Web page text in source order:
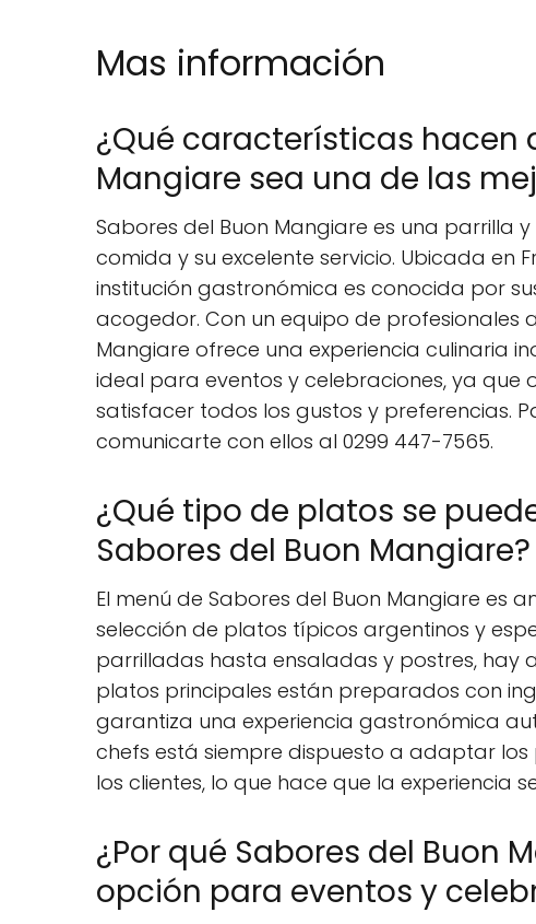
Mas información
¿Qué características hacen
Mangiare sea una de las
Sabores del Buon Mangiare es una parrilla
comida y su excelente servicio. Ubicada en
institución gastronómica es conocida por
acogedor. Con un equipo de profesionales
Mangiare ofrece una experiencia culinaria
ideal para eventos y celebraciones, ya
satisfacer todos los gustos y preferencias.
comunicarte con ellos al 0299 447-7565.
¿Qué tipo de platos se
Sabores del Buon Mangiare?
El menú de Sabores del Buon Mangiare es
selección de platos típicos argentinos y
parrilladas hasta ensaladas y postres, hay
platos principales están preparados con
garantiza una experiencia gastronómica
chefs está siempre dispuesto a adaptar
los clientes, lo que hace que la experiencia
¿Por qué Sabores del Buon
opción para eventos y